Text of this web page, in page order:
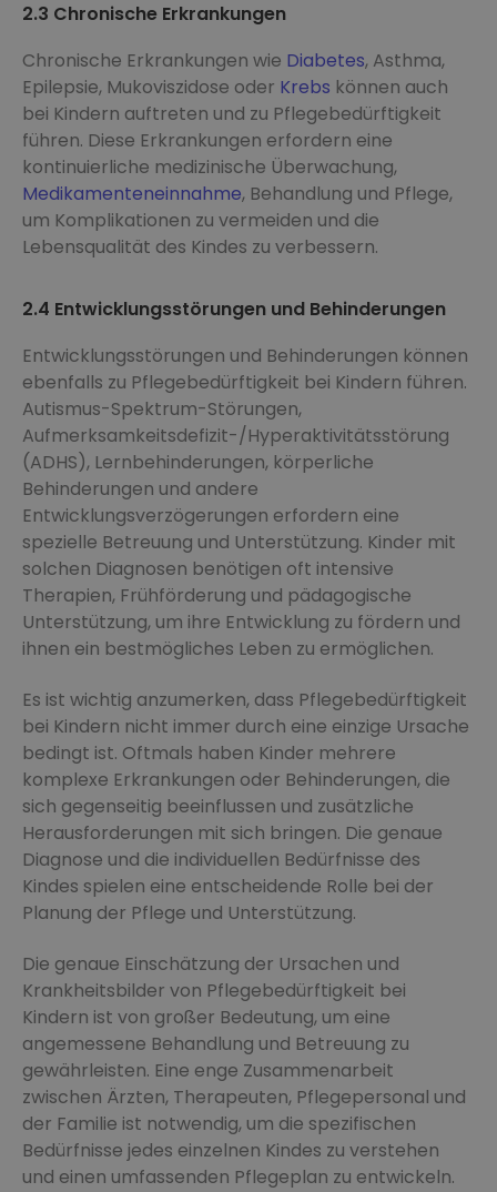
2.3 Chronische Erkrankungen
Chronische Erkrankungen wie Diabetes, Asthma,
Epilepsie, Mukoviszidose oder Krebs können auch
bei Kindern auftreten und zu Pflegebedürftigkeit
führen. Diese Erkrankungen erfordern eine
kontinuierliche medizinische Überwachung,
Medikamenteneinnahme, Behandlung und Pflege,
um Komplikationen zu vermeiden und die
Lebensqualität des Kindes zu verbessern.
2.4 Entwicklungsstörungen und Behinderungen
Entwicklungsstörungen und Behinderungen können
ebenfalls zu Pflegebedürftigkeit bei Kindern führen.
Autismus-Spektrum-Störungen,
Aufmerksamkeitsdefizit-/Hyperaktivitätsstörung
(ADHS), Lernbehinderungen, körperliche
Behinderungen und andere
Entwicklungsverzögerungen erfordern eine
spezielle Betreuung und Unterstützung. Kinder mit
solchen Diagnosen benötigen oft intensive
Therapien, Frühförderung und pädagogische
Unterstützung, um ihre Entwicklung zu fördern und
ihnen ein bestmögliches Leben zu ermöglichen.
Es ist wichtig anzumerken, dass Pflegebedürftigkeit
bei Kindern nicht immer durch eine einzige Ursache
bedingt ist. Oftmals haben Kinder mehrere
komplexe Erkrankungen oder Behinderungen, die
sich gegenseitig beeinflussen und zusätzliche
Herausforderungen mit sich bringen. Die genaue
Diagnose und die individuellen Bedürfnisse des
Kindes spielen eine entscheidende Rolle bei der
Planung der Pflege und Unterstützung.
Die genaue Einschätzung der Ursachen und
Krankheitsbilder von Pflegebedürftigkeit bei
Kindern ist von großer Bedeutung, um eine
angemessene Behandlung und Betreuung zu
gewährleisten. Eine enge Zusammenarbeit
zwischen Ärzten, Therapeuten, Pflegepersonal und
der Familie ist notwendig, um die spezifischen
Bedürfnisse jedes einzelnen Kindes zu verstehen
und einen umfassenden Pflegeplan zu entwickeln.